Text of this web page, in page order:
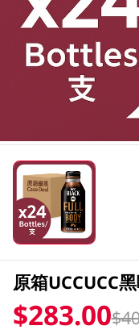
原箱UCCUCC
$283.00